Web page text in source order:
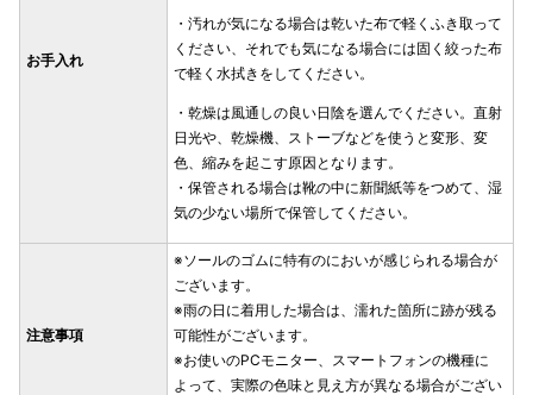
お手入れ
・汚れが気になる場合は乾いた布で軽くふき取って
ください、それでも気になる場合には固く絞った布
で軽く水拭きをしてください。
・乾燥は風通しの良い日陰を選んでください。直射
日光や、乾燥機、ストーブなどを使うと変形、変
色、縮みを起こす原因となります。
・保管される場合は靴の中に新聞紙等をつめて、湿
気の少ない場所で保管してください。
注意事項
※ソールのゴムに特有のにおいが感じられる場合が
ございます。
※雨の日に着用した場合は、濡れた箇所に跡が残る
可能性がございます。
※お使いのPCモニター、スマートフォンの機種に
よって、実際の色味と見え方が異なる場合がござい